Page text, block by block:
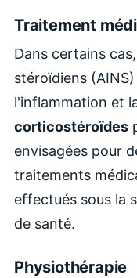
Traitement
Dans certains
stéroïdiens
l'inflammation et
corticostéroïdes
envisagées pour
traitements
effectués sous la
de santé.
Physiothérapie